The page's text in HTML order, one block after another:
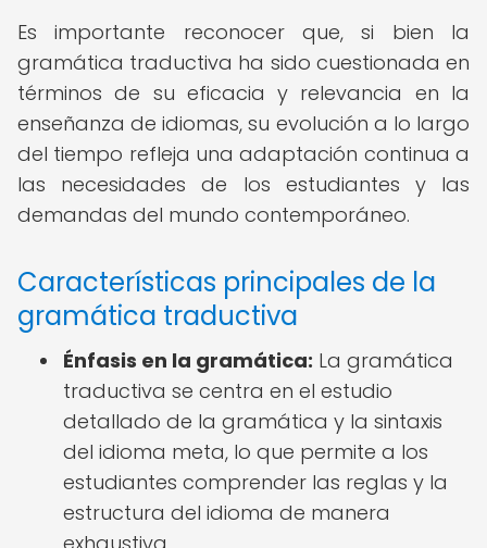
Es importante reconocer que, si bien la
gramática traductiva ha sido cuestionada en
términos de su eficacia y relevancia en la
enseñanza de idiomas, su evolución a lo largo
del tiempo refleja una adaptación continua a
las necesidades de los estudiantes y las
demandas del mundo contemporáneo.
Características principales de la
gramática traductiva
Énfasis en la gramática: La gramática
traductiva se centra en el estudio
detallado de la gramática y la sintaxis
del idioma meta, lo que permite a los
estudiantes comprender las reglas y la
estructura del idioma de manera